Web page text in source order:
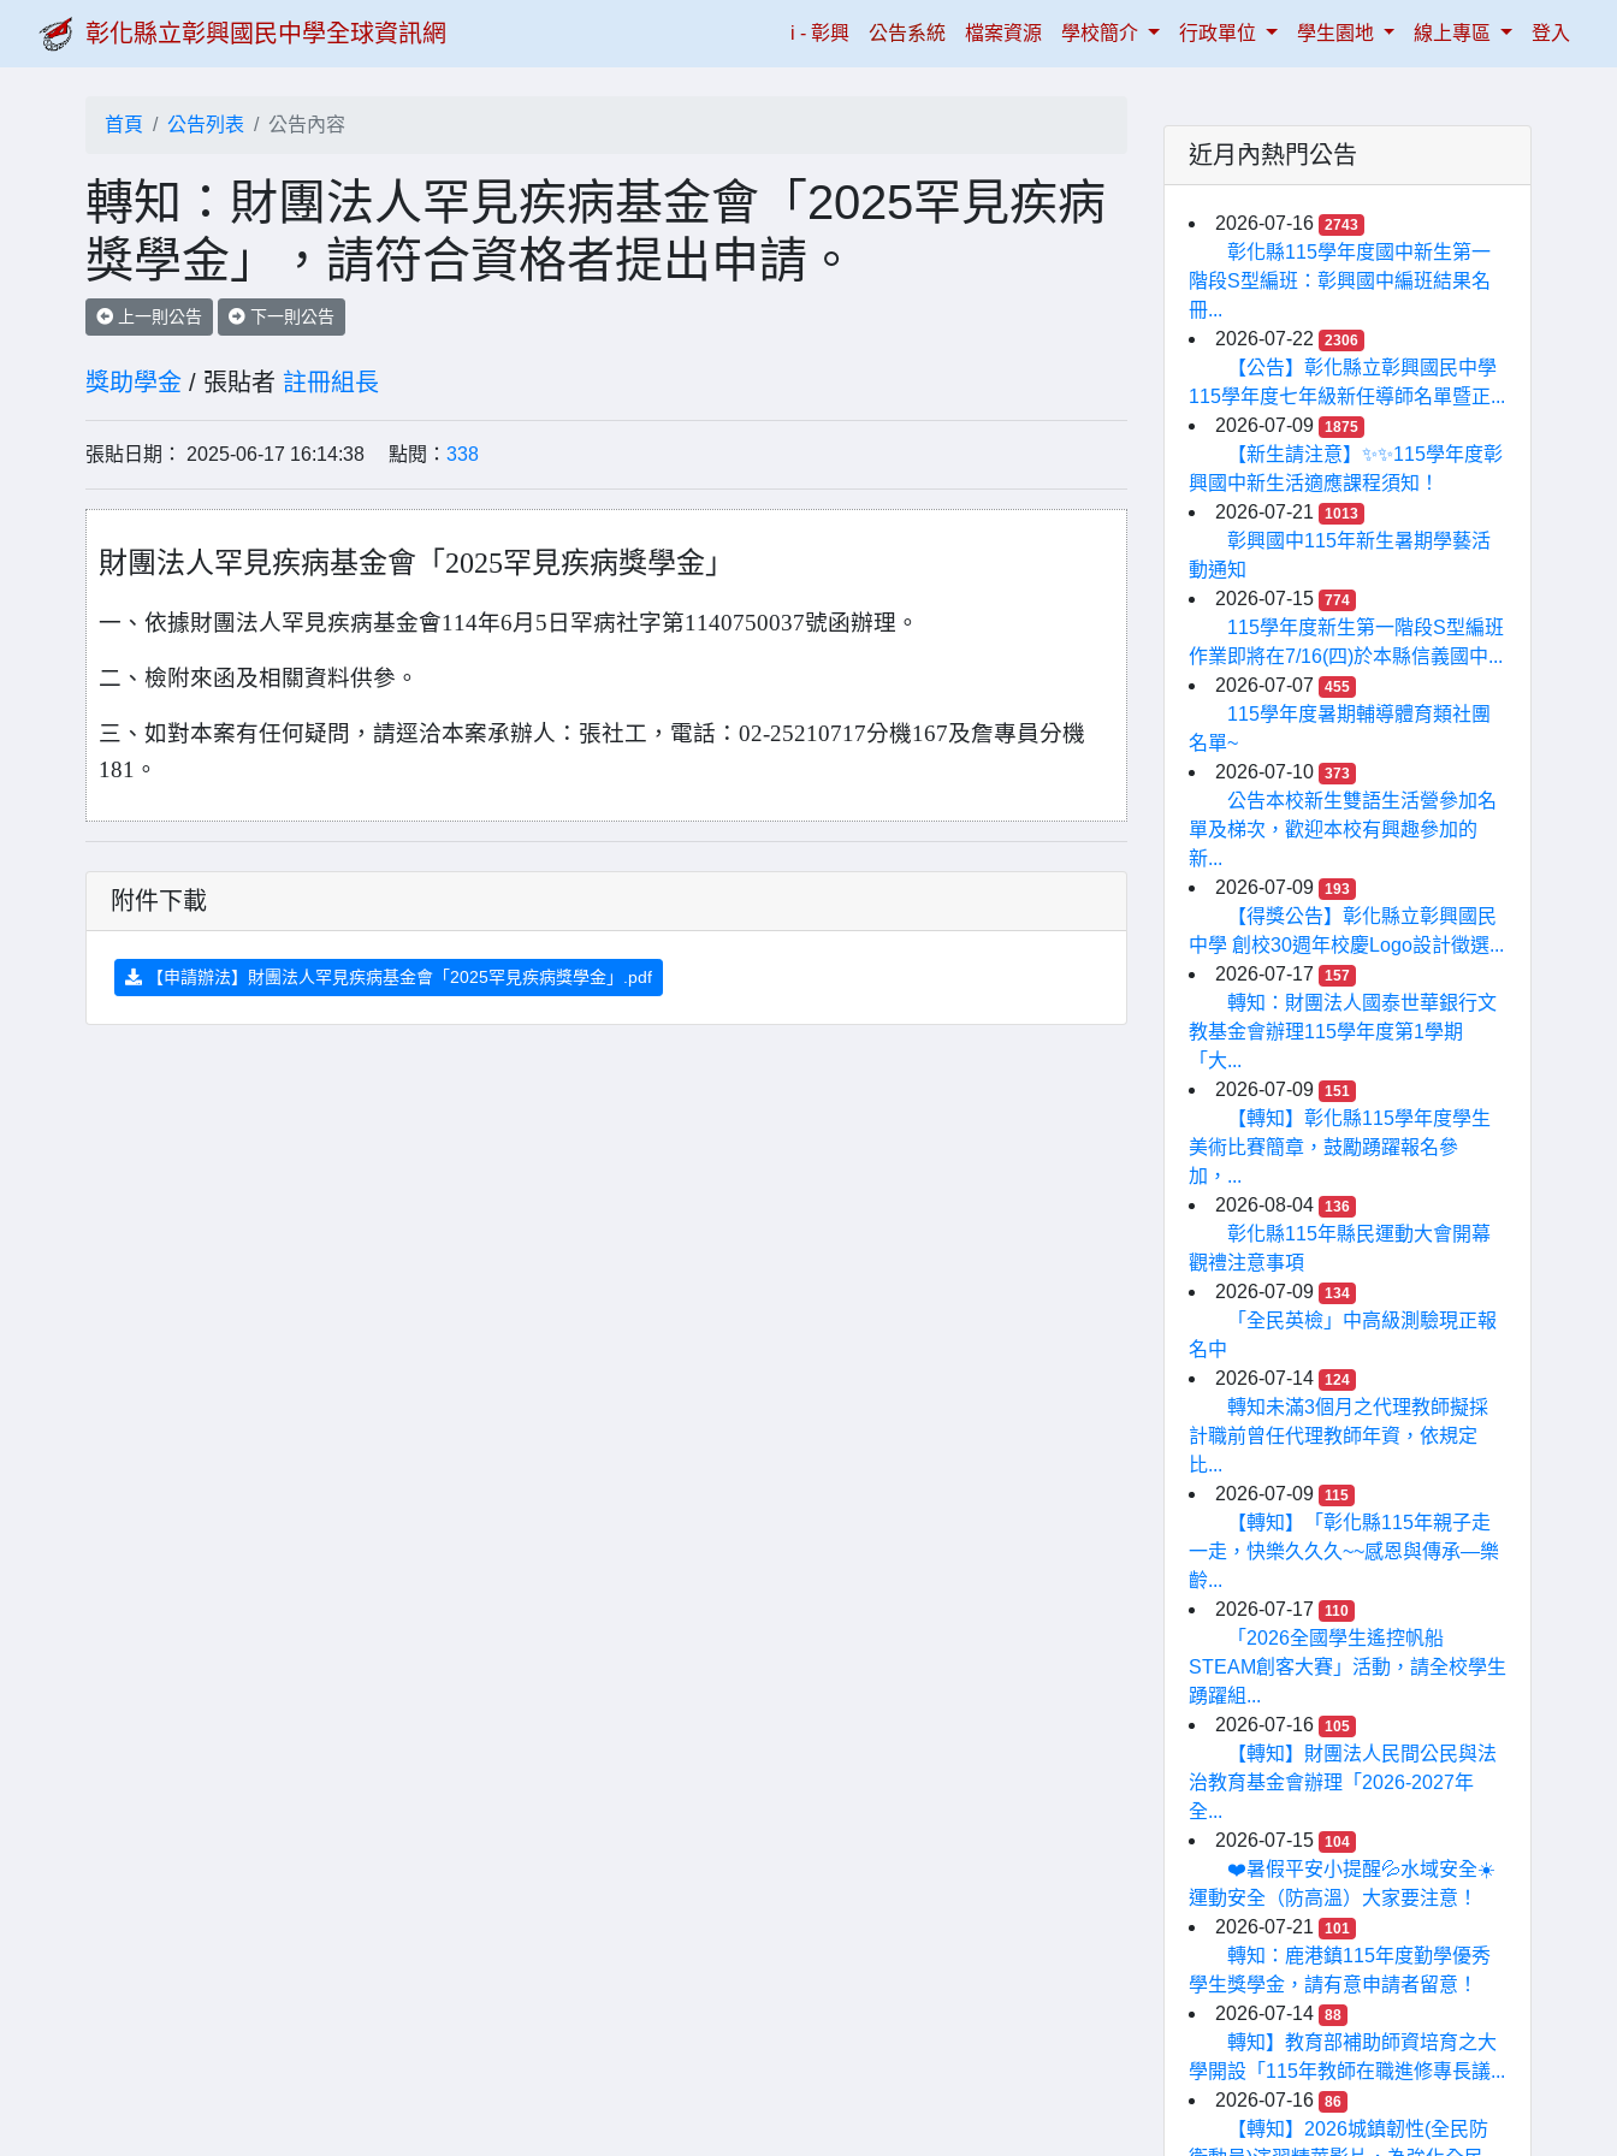
彰化縣立彰興國民中學全球資訊網 i - 彰興(current)
公告系統 檔案資源 學校簡介 行政單位 學生園地 線上專區 登入
首頁 公告列表 公告內容
轉知：財團法人罕見疾病基金會「2025罕見疾病
獎學金」，請符合資格者提出申請。
上一則公告 下一則公告
獎助學金 / 張貼者 註冊組長
張貼日期： 2025-06-17 16:14:38 點閱： 338
財團法人罕見疾病基金會「2025罕見疾病獎學金」
一、依據財團法人罕見疾病基金會114年6月5日罕病社字第1140750037號函辦理。
二、檢附來函及相關資料供參。
三、如對本案有任何疑問，請逕洽本案承辦人：張社工，電話：02-25210717分機167及詹專員分機
181。
附件下載
【申請辦法】財團法人罕見疾病基金會「2025罕見疾病獎學金」.pdf
近月內熱門公告
2026-07-16 2743
彰化縣115學年度國中新生第一
階段S型編班：彰興國中編班結果名
冊...
2026-07-22
2306
【公告】彰化縣立彰興國民中學
115學年度七年級新任導師名單暨正...
2026-07-09
1875
【新生請注意】✨✨115學年度彰
興國中新生活適應課程須知！
2026-07-21
1013
彰興國中115年新生暑期學藝活
動通知
2026-07-15
774
115學年度新生第一階段S型編班
作業即將在7/16(四)於本縣信義國中...
2026-07-07
455
115學年度暑期輔導體育類社團
名單~
2026-07-10
373
公告本校新生雙語生活營參加名
單及梯次，歡迎本校有興趣參加的
新...
2026-07-09
193
【得獎公告】彰化縣立彰興國民
中學 創校30週年校慶Logo設計徵選...
2026-07-17
157
轉知：財團法人國泰世華銀行文
教基金會辦理115學年度第1學期
「大...
2026-07-09
151
【轉知】彰化縣115學年度學生
美術比賽簡章，鼓勵踴躍報名參
加，...
2026-08-04
136
彰化縣115年縣民運動大會開幕
觀禮注意事項
2026-07-09
134
「全民英檢」中高級測驗現正報
名中
2026-07-14
124
轉知未滿3個月之代理教師擬採
計職前曾任代理教師年資，依規定
比...
2026-07-09
115
【轉知】「彰化縣115年親子走
一走，快樂久久久~~感恩與傳承—樂
齡...
2026-07-17
110
「2026全國學生遙控帆船
STEAM創客大賽」活動，請全校學生
踴躍組...
2026-07-16
105
【轉知】財團法人民間公民與法
治教育基金會辦理「2026-2027年
全...
2026-07-15
104
❤️暑假平安小提醒💦水域安全☀️
運動安全（防高溫）大家要注意！
2026-07-21
101
轉知：鹿港鎮115年度勤學優秀
學生獎學金，請有意申請者留意！
2026-07-14
88
轉知】教育部補助師資培育之大
學開設「115年教師在職進修專長議...
2026-07-16
86
【轉知】2026城鎮韌性(全民防